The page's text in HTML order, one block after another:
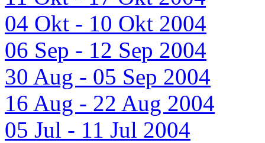
04 Okt - 10 Okt 2004
06 Sep - 12 Sep 2004
30 Aug - 05 Sep 2004
16 Aug - 22 Aug 2004
05 Jul - 11 Jul 2004